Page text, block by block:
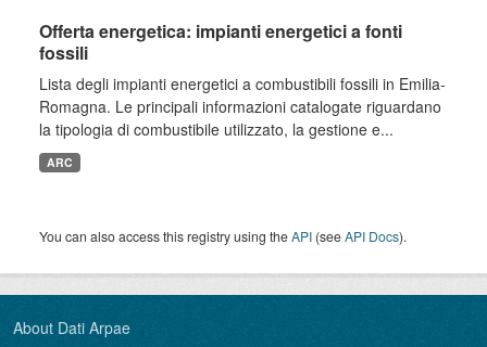
Offerta energetica: impianti energetici a fonti
fossili
Lista degli impianti energetici a combustibili fossili in Emilia-
Romagna. Le principali informazioni catalogate riguardano
la tipologia di combustibile utilizzato, la gestione e...
ARC
You can also access this registry using theAPI (seeAPI Docs).
About Dati Arpae